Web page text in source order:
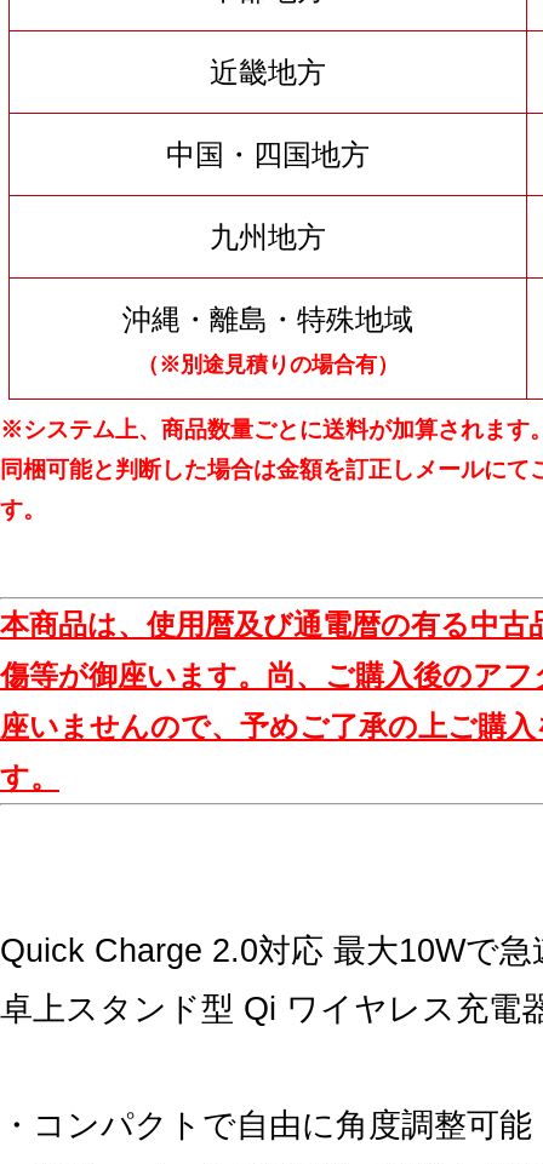
近畿地方
中国・四国地方
九州地方
沖縄・離島・特殊地域
（※別途見積りの場合有）
※システム上、商品数量ごとに送料が加算されます
同梱可能と判断した場合は金額を訂正しメールにて
す。
本商品は、使用暦及び通電暦の有る中古
傷等が御座います。尚、ご購入後のア
座いませんので、予めご了承の上ご購
す。
Quick Charge 2.0対応 最大10Wで急
卓上スタンド型 Qi ワイヤレス充電
・コンパクトで自由に角度調整可能